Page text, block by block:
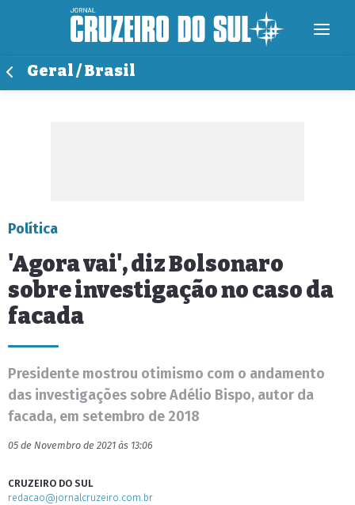
Geral / Brasil
Política
'Agora vai', diz Bolsonaro
sobre investigação no caso da
facada
Presidente mostrou otimismo com o andamento
das investigações sobre Adélio Bispo, autor da
facada, em setembro de 2018
05 de Novembro de 2021 às 13:06
CRUZEIRO DO SUL
redacao@jornalcruzeiro.com.br